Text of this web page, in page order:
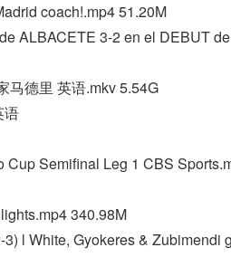
coach!.mp4 51.20M
ALBACETE 3-2 en el DEBUT de
马德里 英语.mkv 5.54G
语
Semifinal Leg 1 CBS
340.98M
l White, Gyokeres & Zubimendi